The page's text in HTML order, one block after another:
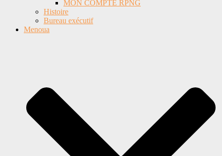
MON COMPTE RPNG
Histoire
Bureau exécutif
Menoua